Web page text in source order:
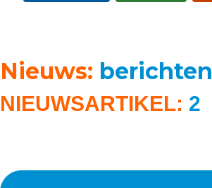
Nieuws: berichten
NIEUWSARTIKEL: 2